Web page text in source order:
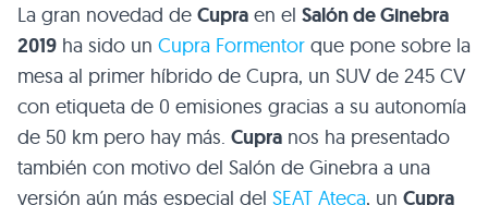
La gran novedad de Cupra en el Salón de Ginebra
2019 ha sido un Cupra Formentor que pone sobre la
mesa al primer híbrido de Cupra, un SUV de 245 CV
con etiqueta de 0 emisiones gracias a su autonomía
de 50 km pero hay más. Cupra nos ha presentado
también con motivo del Salón de Ginebra a una
versión aún más especial del SEAT Ateca, un Cupra